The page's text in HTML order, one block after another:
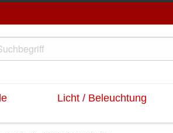
Licht / Beleuchtung